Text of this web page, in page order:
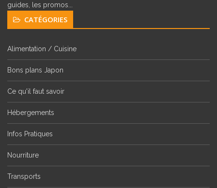
guides, les promos...
CATÉGORIES
Alimentation / Cuisine
Bons plans Japon
Ce qu'il faut savoir
Hébergements
Infos Pratiques
Nourriture
Transports